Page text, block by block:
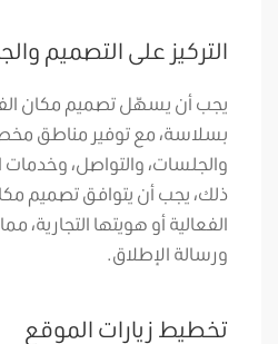
التركيز على التصميم
يجب أن يسهّل تصميم مكان
بسلاسة، مع توفير مناطق
والجلسات، والتواصل، وخدمات
ذلك، يجب أن يتوافق تصميم
الفعالية أو هويتها التجارية،
ورسالة الإطلاق.
تخطيط زيارات الموقع